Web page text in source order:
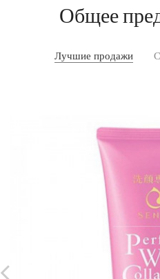
Общее
Лучшие продажи